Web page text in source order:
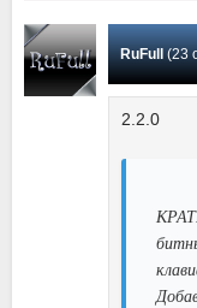
RuFull(23
2.2.0